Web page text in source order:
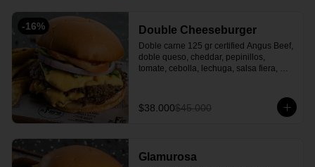
-16% Double Cheeseburger
Doble carne 125 gr certified Angus Beef,
doble queso, cheddar, pepinillos,
tomate, cebolla, lechuga, salsa fiera,
$38.000$45.000
Glamurosa